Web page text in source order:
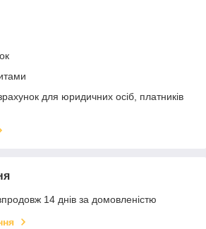
для юридичних осіб, платників
14 днів за домовленістю